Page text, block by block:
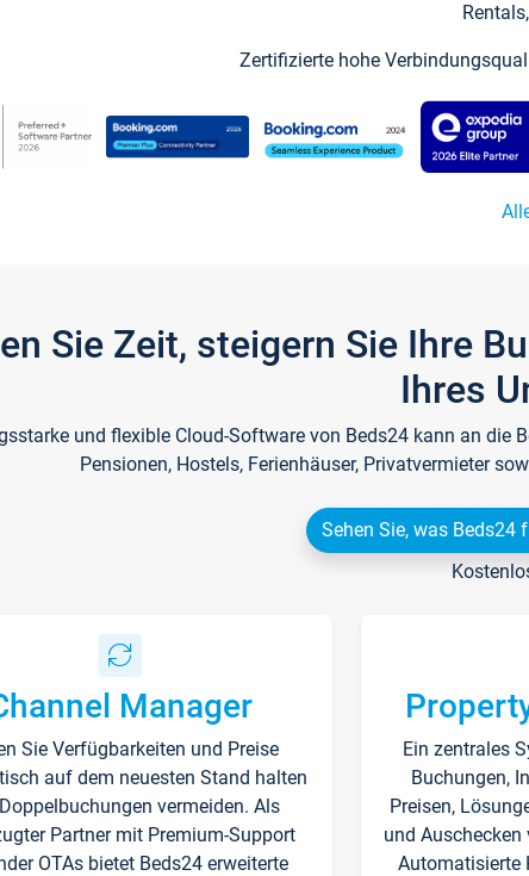
Zertifizierte hohe
Sie Zeit, steigern Sie Ihre
Ihres
und flexible Cloud-Software von Beds24 kann an die
Pensionen, Hostels, Ferienhäuser, Privatvermieter
Sehen Sie, was Beds24
Manager
Sie Verfügbarkeiten und Preise
auf dem neuesten Stand halten
vermeiden. Als
Partner mit Premium-Support
OTAs bietet Beds24 erweiterte
Ein zentrales
Buchungen,
Preisen,
und Auschecken
Automatisierte